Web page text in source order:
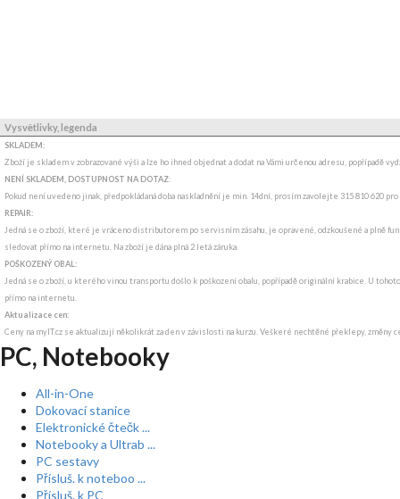
Vysvětlivky, legenda
SKLADEM:
Zboží je skladem v zobrazované výši a lze ho ihned objednat a dodat na Vámi určenou adresu, popřípadě
NENÍ SKLADEM, DOSTUPNOST NA DOTAZ:
Pokud není uvedeno jinak, předpokládaná doba naskladnění je min. 14dní, prosím zavolejte 315 810 620
REPAIR:
Jedná se o zboží, které je vráceno distributorem po servisním zásahu, je opravené, odzkoušené a plně
sledovat přímo na internetu. Na zboží je dána plná 2 letá záruka.
POŠKOZENÝ OBAL:
Jedná se o zboží, u kterého vinou transportu došlo k poškození obalu, popřípadě originální krabice. U
přímo na internetu.
Aktualizace cen:
Ceny na myIT.cz se aktualizují několikrát za den v závislosti na kurzu. Veškeré nechtěné překlepy, změny
PC, Notebooky
All-in-One
Dokovací stanice
Elektronické čtečk ...
Notebooky a Ultrab ...
PC sestavy
Přísluš. k noteboo ...
Přísluš. k PC